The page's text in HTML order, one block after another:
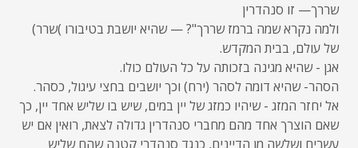
שררך— זו סנהדרין
ולמה נקרא שמה ברמז שררך"? — שהיא יושבת בטיבורו )שרר)
של עולם, בבית המקדש.
אגן - שהיא מגינה בזכותה על כל העולם כולו.
הסהר- שהיא דומה לסהר (ירח) וכך יושבים בחצי עיגול, כסהר.
אל יחזר המזג - שיהיו כמזג של יין במים, שיש בו שליש אחד יין, כך
שאם הוצרך אחד מהם מחברי סנהדרין גדולה לצאת, רואין אם יש
עשרים ושלשה מן הדיינים, כנגד סנהדרי קטנה שהם שליש